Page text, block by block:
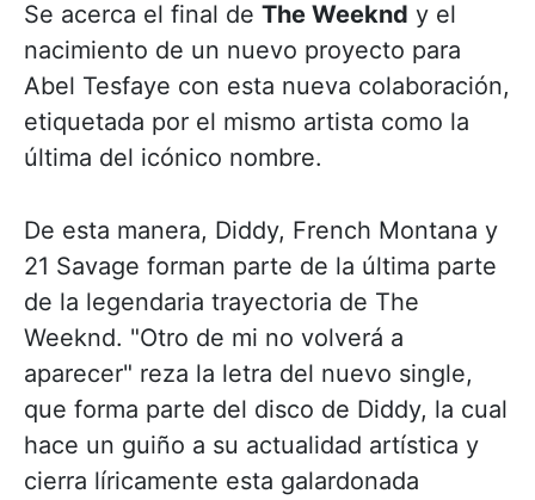
Se acerca el final de The Weeknd y el
nacimiento de un nuevo proyecto para
Abel Tesfaye con esta nueva colaboración,
etiquetada por el mismo artista como la
última del icónico nombre.
De esta manera, Diddy, French Montana y
21 Savage forman parte de la última parte
de la legendaria trayectoria de The
Weeknd. "Otro de mi no volverá a
aparecer" reza la letra del nuevo single,
que forma parte del disco de Diddy, la cual
hace un guiño a su actualidad artística y
cierra líricamente esta galardonada